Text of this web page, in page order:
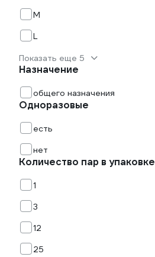
M
L
Показать еще 5
Назначение
общего назначения
Одноразовые
есть
нет
Количество пар в упаковке
1
3
12
25